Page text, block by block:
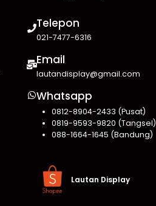
Telepon
021-7477-6316
Email
lautandisplay@gmail.com
Whatsapp
0812-8904-2433 (Pusat)
0819-9593-9820 (Tangsel)
088-1664-1645 (Bandung)
Lautan Display